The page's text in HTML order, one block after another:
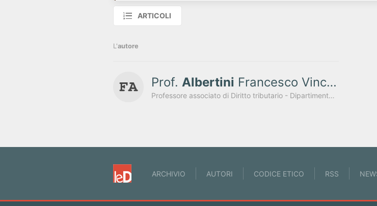
ARTICOLI
L'autore
Prof. Albertini Francesco Vincenzo
Professore associato di Diritto tributario - Dipartimento di Scienze Giuridiche dell'Università degli Studi di Milano "La Statale"
ARCHIVIO AUTORI CODICE ETICO RSS